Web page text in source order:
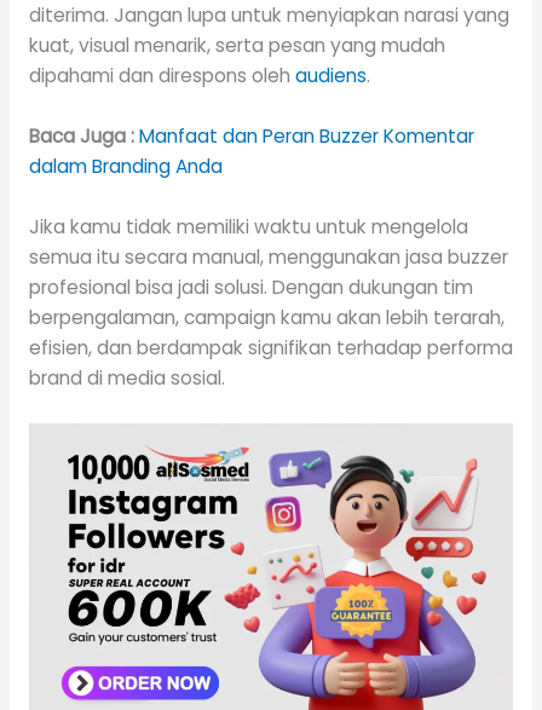
diterima. Jangan lupa untuk menyiapkan narasi yang
kuat, visual menarik, serta pesan yang mudah
dipahami dan direspons oleh audiens.
Baca Juga :Manfaat dan Peran Buzzer Komentar
dalam Branding Anda
Jika kamu tidak memiliki waktu untuk mengelola
semua itu secara manual, menggunakan jasa buzzer
profesional bisa jadi solusi. Dengan dukungan tim
berpengalaman, campaign kamu akan lebih terarah,
efisien, dan berdampak signifikan terhadap performa
brand di media sosial.